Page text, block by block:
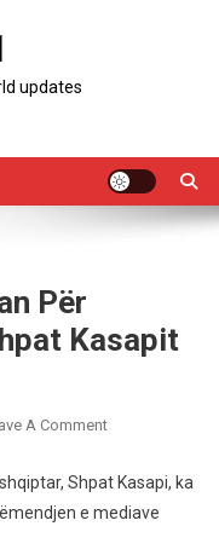
updates
Për
Kasapit
A CommentOn
DailyMail
Shkruan
Shpat Kasapi, ka
e mediave